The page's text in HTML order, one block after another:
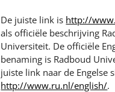
De juiste link is http://
als officiële beschrijving
Universiteit. De officiële
benaming is Radboud
juiste link naar de Engelse
http://www.ru.nl/english/.